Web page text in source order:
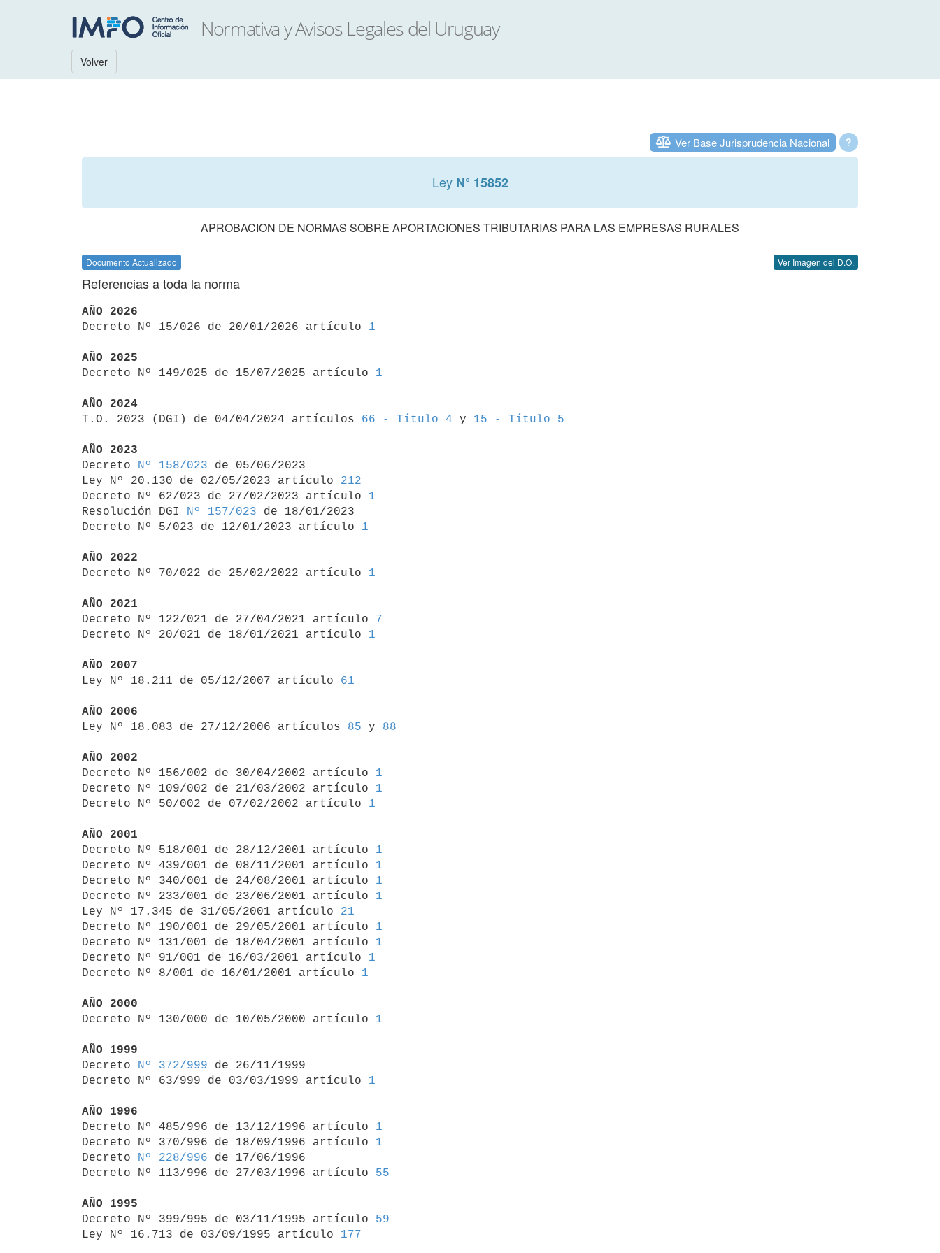
Volver
?
Ver Base Jurisprudencia Nacional
Ley N° 15852
APROBACION DE NORMAS SOBRE APORTACIONES TRIBUTARIAS PARA LAS EMPRESAS RURALES
Documento Actualizado Ver Imagen del D.O.
Referencias a toda la norma
AÑO 2026
Decreto Nº 15/026 de 20/01/2026 artículo 1
AÑO 2025
Decreto Nº 149/025 de 15/07/2025 artículo 1
AÑO 2024
T.O. 2023 (DGI) de 04/04/2024 artículos 66 - Título 4 y 15 - Título 5
AÑO 2023
Decreto
Nº 158/023 de 05/06/2023
Ley Nº 20.130 de 02/05/2023 artículo 212
Decreto Nº 62/023 de 27/02/2023 artículo 1
Resolución DGI
Nº 157/023 de 18/01/2023
Decreto Nº 5/023 de 12/01/2023 artículo 1
AÑO 2022
Decreto Nº 70/022 de 25/02/2022 artículo 1
AÑO 2021
Decreto Nº 122/021 de 27/04/2021 artículo 7
Decreto Nº 20/021 de 18/01/2021 artículo 1
AÑO 2007
Ley Nº 18.211 de 05/12/2007 artículo 61
AÑO 2006
Ley Nº 18.083 de 27/12/2006 artículos 85 y 88
AÑO 2002
Decreto Nº 156/002 de 30/04/2002 artículo 1
Decreto Nº 109/002 de 21/03/2002 artículo 1
Decreto Nº 50/002 de 07/02/2002 artículo 1
AÑO 2001
Decreto Nº 518/001 de 28/12/2001 artículo 1
Decreto Nº 439/001 de 08/11/2001 artículo 1
Decreto Nº 340/001 de 24/08/2001 artículo 1
Decreto Nº 233/001 de 23/06/2001 artículo 1
Ley Nº 17.345 de 31/05/2001 artículo 21
Decreto Nº 190/001 de 29/05/2001 artículo 1
Decreto Nº 131/001 de 18/04/2001 artículo 1
Decreto Nº 91/001 de 16/03/2001 artículo 1
Decreto Nº 8/001 de 16/01/2001 artículo 1
AÑO 2000
Decreto Nº 130/000 de 10/05/2000 artículo 1
AÑO 1999
Decreto
Nº 372/999 de 26/11/1999
Decreto Nº 63/999 de 03/03/1999 artículo 1
AÑO 1996
Decreto Nº 485/996 de 13/12/1996 artículo 1
Decreto Nº 370/996 de 18/09/1996 artículo 1
Decreto
Nº 228/996 de 17/06/1996
Decreto Nº 113/996 de 27/03/1996 artículo 55
AÑO 1995
Decreto Nº 399/995 de 03/11/1995 artículo 59
Ley Nº 16.713 de 03/09/1995 artículo 177